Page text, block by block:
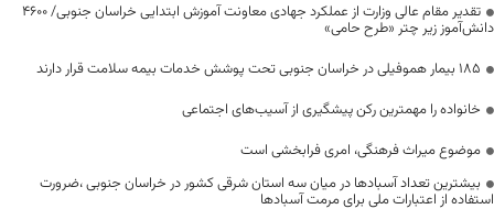
تقدیر مقام عالی وزارت از عملکرد جهادی معاونت آموزش ابتدایی خراسان جنوبی/ ۴۶۰۰
دانش‌آموز زیر چتر «طرح حامی»
۱۸۵ بیمار هموفیلی در خراسان جنوبی تحت پوشش خدمات بیمه سلامت قرار دارند
خانواده را مهمترین رکن پیشگیری از آسیب‌های اجتماعی
موضوع میراث فرهنگی، امری فرابخشی است
بیشترین تعداد آسبادها در میان سه استان شرقی کشور در خراسان جنوبی ،ضرورت
استفاده از اعتبارات ملی برای مرمت آسبادها